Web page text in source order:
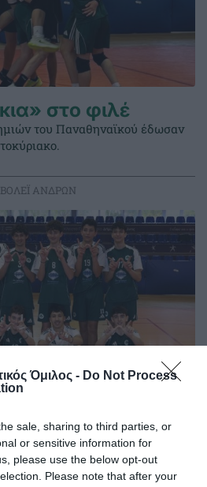
Όμιλος - Do Not Process
sale, sharing to third parties, or
or sensitive information for
please use the below opt-out
Please note that after your
στο φιλέ
του Παναθηναϊκού έδωσαν
ΑΝΔΡΩΝ
στη
Παναθηναϊκού έδωσε δύο ακόμα